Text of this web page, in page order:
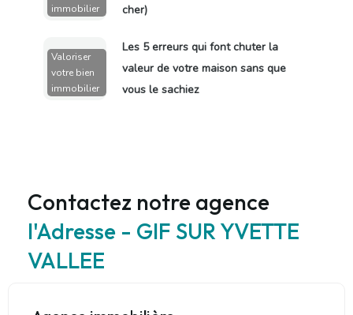
immobilier
cher)
Valoriser
votre bien
immobilier
Les 5 erreurs qui font chuter la
valeur de votre maison sans que
vous le sachiez
Contactez notre agence
l'Adresse - GIF SUR YVETTE
VALLEE